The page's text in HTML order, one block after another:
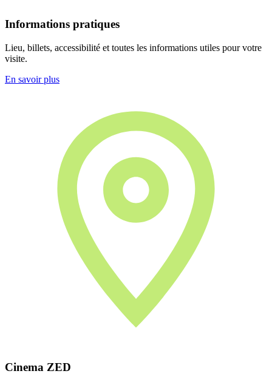
Informations pratiques
Lieu, billets, accessibilité et toutes les informations utiles pour votre
visite.
En savoir plus
Cinema ZED